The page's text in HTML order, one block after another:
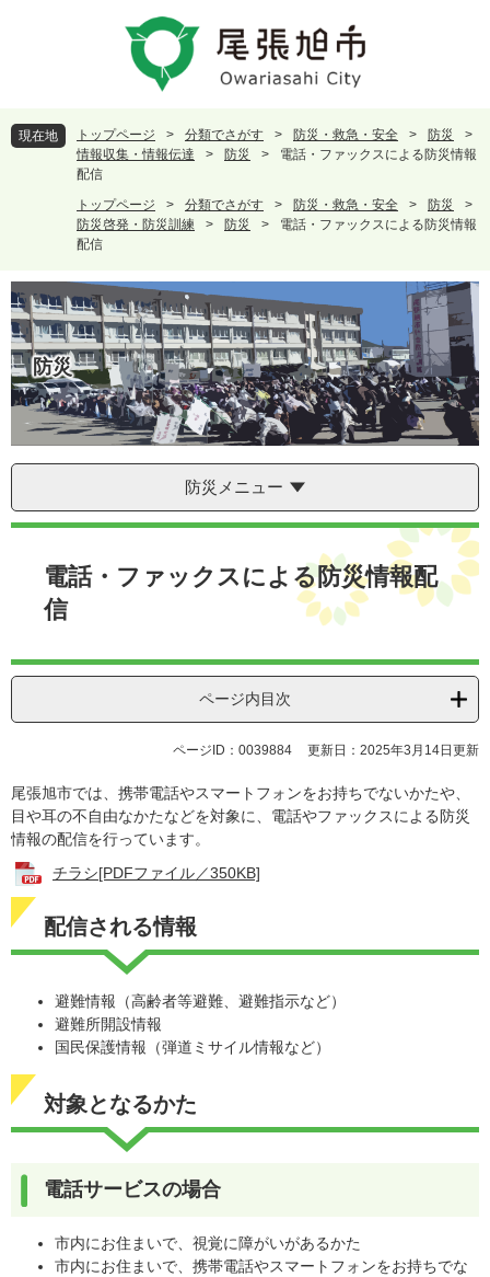
頭
で
飛
ば
現在地 トップページ > 分類でさがす > 防災・救急・安全 > 防災
>
情報収集・情報伝達
> 防災 >
電話・ファックスによる防災情報
配信
トップページ
> 分類でさがす > 防災・救急・安全 > 防災
>
防災啓発・防災訓練
> 防災 >
電話・ファックスによる防災情報
配信
防災
防災メニュー
本
電話・ファックスによる防災情報配
信
ページ内目次
ページID：0039884 更新日：2025年3月14日更新
尾張旭市では、携帯電話やスマートフォンをお持ちでないかたや、
目や耳の不自由なかたなどを対象に、電話やファックスによる防災
情報の配信を行っています。
チラシ[PDFファイル／350KB]
配信される情報
避難情報（高齢者等避難、避難指示など）
避難所開設情報
国民保護情報（弾道ミサイル情報など）
対象となるかた
電話サービスの場合
市内にお住まいで、視覚に障がいがあるかた
市内にお住まいで、携帯電話やスマートフォンをお持ちでな